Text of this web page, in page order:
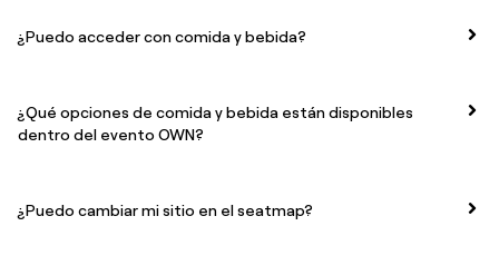
¿Puedo acceder con comida y bebida?
¿Qué opciones de comida y bebida están disponibles
dentro del evento OWN?
¿Puedo cambiar mi sitio en el seatmap?